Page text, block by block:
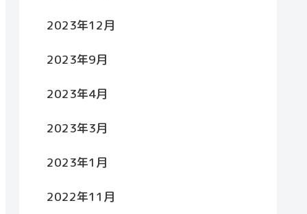
2023年12月
2023年9月
2023年4月
2023年3月
2023年1月
2022年11月